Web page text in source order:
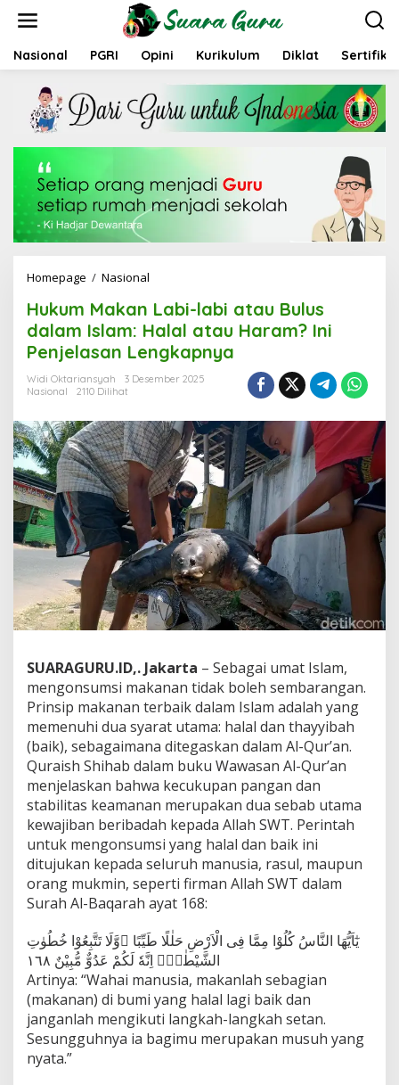
t
Nasional PGRI Opini Kurikulum Diklat
Homepage / Nasional
u
m
M
a
n
L
a
b
i
-
a
b
i
a
t
a
u
u
u
s
d
a
l
a
m
I
s
l
m
:
H
l
a
l
a
a
H
Hukum Makan Labi-labi atau Bulus
dalam Islam: Halal atau Haram? Ini
Penjelasan Lengkapnya
Widi Oktariansyah
3 Desember 2025
Nasional
2110 Dilihat
SUARAGURU.ID,. Jakarta – Sebagai umat Islam,
mengonsumsi makanan tidak boleh sembarangan.
Prinsip makanan terbaik dalam Islam adalah yang
memenuhi dua syarat utama: halal dan thayyibah
(baik), sebagaimana ditegaskan dalam Al-Qur’an.
Quraish Shihab dalam buku Wawasan Al-Qur’an
menjelaskan bahwa kecukupan pangan dan
stabilitas keamanan merupakan dua sebab utama
kewajiban beribadah kepada Allah SWT. Perintah
untuk mengonsumsi yang halal dan baik ini
ditujukan kepada seluruh manusia, rasul, maupun
orang mukmin, seperti firman Allah SWT dalam
Surah Al-Baqarah ayat 168:
يٰٓاَيُّهَا النَّاسُ كُلُوْا مِمَّا فِى الْاَرْضِ حَلٰلًا طَيِّبًا ۖوَّلَا تَتَّبِعُوْا خُطُوٰتِ
الشَّيْطٰنِۗ اِنَّهٗ لَكُمْ عَدُوٌّ مُّبِيْنٌ ١٦٨
Artinya: “Wahai manusia, makanlah sebagian
(makanan) di bumi yang halal lagi baik dan
janganlah mengikuti langkah-langkah setan.
Sesungguhnya ia bagimu merupakan musuh yang
nyata.”